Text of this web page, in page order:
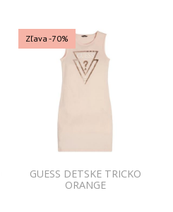
Zľava -70%
GUESS DETSKE TRICKO
ORANGE